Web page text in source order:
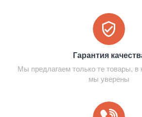
Гарантия
Мы предлагаем только те товары, в
мы уверены